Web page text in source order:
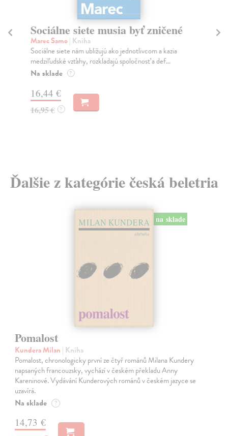
Sociálne siete musia byť zničené
Marec Samo| Kniha
Sociálne siete nám ubližujú ako jednotlivcom a kazia
medziľudské vzťahy, rozkladajú spoločnosť a def...
Na sklade ?
16,44 €
16,95 € ?
Ďalšie z kategórie česká beletria
na sklade
Pomalost
Kundera Milan | Kniha
Pomalost, chronologicky první ze čtyř románů Milana Kundery
napsaných francouzsky, vychází v českém překladu Anny
Kareninové. Vydávání Kunderových románů v českém jazyce se
uzavírá.
Na sklade ?
14,73 €